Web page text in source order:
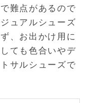
難点があるので
ュアルシューズ
、お出かけ用に
ても色合いやデ
サルシューズで